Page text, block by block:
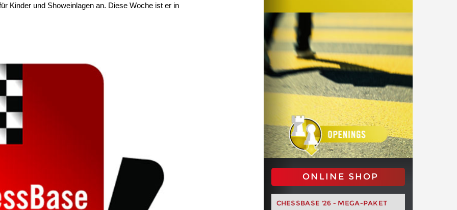
Kinder und Showeinlagen an. Diese Woche ist er in
ONLINE SHOP
CHESSBASE '26 - MEGA-PAKET